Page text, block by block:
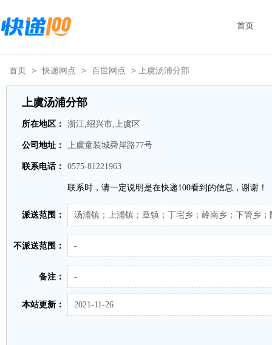
首页
首页 > 快递网点 > 百世网点 > 上虞汤浦分部
上虞汤浦分部
所在地区： 浙江,绍兴市,上虞区
公司地址： 上虞童装城舜岸路77号
联系电话： 0575-81221963
联系时，请一定说明是在快递100看到的信息，谢谢！
派送范围： 汤浦镇；上浦镇；章镇；丁宅乡；岭南乡；下管乡；
不派送范围： -
备注： -
本站更新： 2021-11-26